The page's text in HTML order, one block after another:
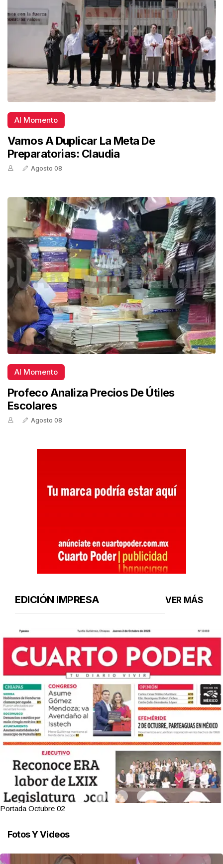
Al Momento
Vamos A Duplicar La Meta De
Preparatorias: Claudia
Agosto 08
Al Momento
Profeco Analiza Precios De Útiles
Escolares
Agosto 08
EDICIÓN IMPRESA VER MÁS
Portada Octubre 02
Fotos Y Videos